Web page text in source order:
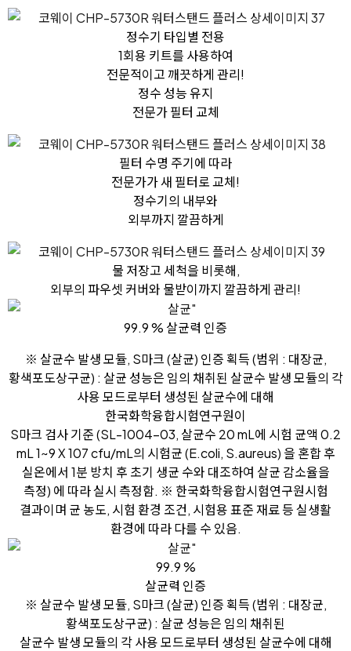
정수기 타입별 전용
1회용 키트를 사용하여
전문적이고 깨끗하게 관리!
정수 성능 유지
전문가 필터 교체
필터 수명 주기에 따라
전문가가 새 필터로 교체!
정수기의 내부와
외부까지 깔끔하게
물 저장고 세척을 비롯해,
외부의 파우셋 커버와 물받이까지 깔끔하게 관리!
99.9 % 살균력 인증
※ 살균수 발생 모듈, S마크 (살균) 인증 획득 (범위 : 대장균,
황색포도상구균) : 살균 성능은 임의 채취된 살균수 발생 모듈의 각
사용 모드로부터 생성된 살균수에 대해
한국화학융합시험연구원이
S마크 검사 기준 (SL-1004-03, 살균수 20 mL에 시험 균액 0.2
mL 1~9 X 107 cfu/mL의 시험균 (E.coli, S.aureus) 을 혼합 후
실온에서 1분 방치 후 초기 생균 수와 대조하여 살균 감소율을
측정) 에 따라 실시 측정함. ※ 한국화학융합시험연구원시험
결과이며 균 농도, 시험 환경 조건, 시험용 표준 재료 등 실생활
환경에 따라 다를 수 있음.
99.9 %
살균력 인증
※ 살균수 발생 모듈, S마크 (살균) 인증 획득 (범위 : 대장균,
황색포도상구균) : 살균 성능은 임의 채취된
살균수 발생 모듈의 각 사용 모드로부터 생성된 살균수에 대해